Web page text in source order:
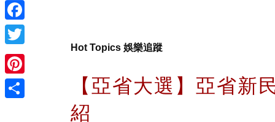
Facebook
Twitter
Pinterest
Hot Topics 娛樂追蹤
【亞省大選】亞省新
紹